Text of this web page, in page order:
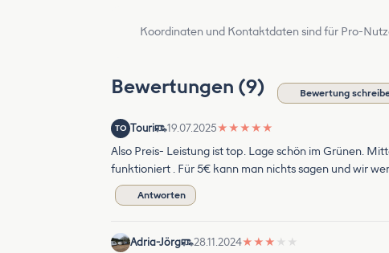
Koordinaten und Kontaktdaten sind für Pro-
Bewertungen (9) Bewertung
TO Touri 19.07.2025★ ★ ★ ★ ★
Also Preis- Leistung ist top. Lage schön im Grünen.
funktioniert . Für 5€ kann man nichts sagen und wir
Antworten
Adria-Jörg 28.11.2024★ ★ ★ ★ ★